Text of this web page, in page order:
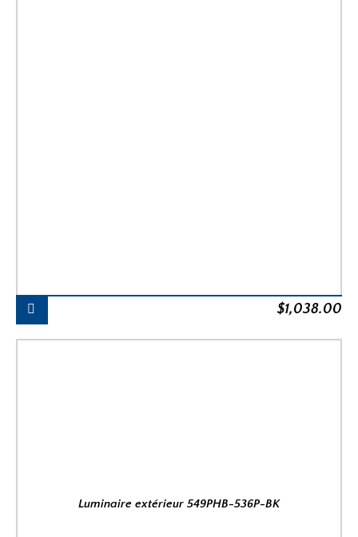
$1,038.00
Luminaire extérieur 549PHB-536P-BK